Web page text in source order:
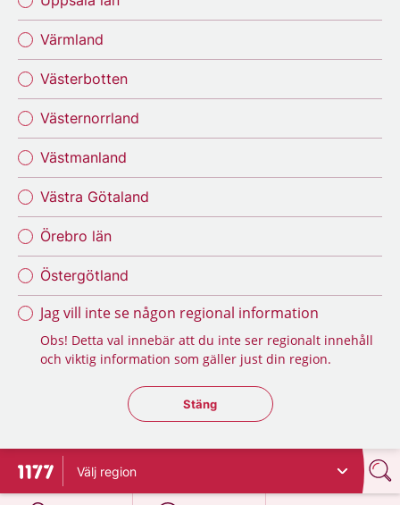
Värmland
Västerbotten
Västernorrland
Västmanland
Västra Götaland
Örebro län
Östergötland
Jag vill inte se någon regional information
Obs! Detta val innebär att du inte ser regionalt innehåll
och viktig information som gäller just din region.
Stäng regionsväljaren
Stäng
Till startsidan för 1177
Välj region
på 1177.se
på 1177.se